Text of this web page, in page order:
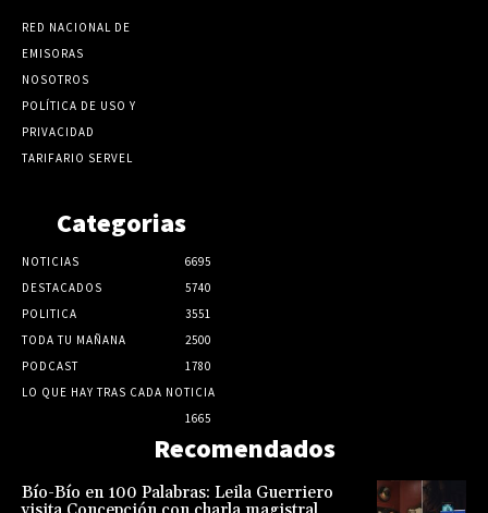
RED NACIONAL DE
EMISORAS
NOSOTROS
POLÍTICA DE USO Y
PRIVACIDAD
TARIFARIO SERVEL
Categorias
NOTICIAS
6695
DESTACADOS
5740
POLITICA
3551
TODA TU MAÑANA
2500
PODCAST
1780
LO QUE HAY TRAS CADA NOTICIA
1665
Recomendados
Bío-Bío en 100 Palabras: Leila Guerriero